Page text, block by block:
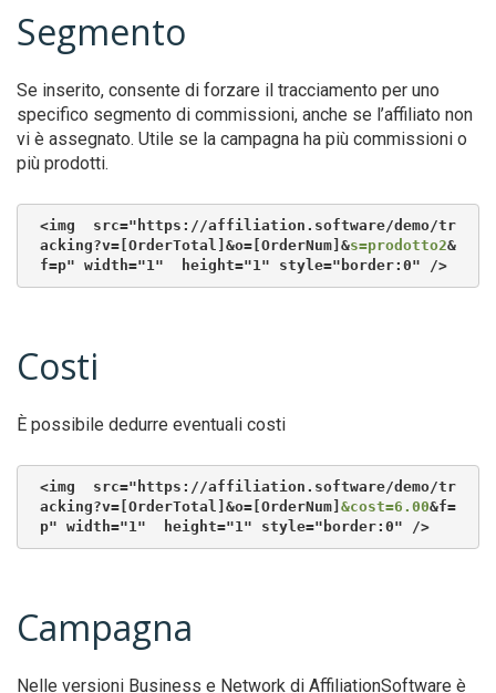
Segmento
Se inserito, consente di forzare il tracciamento per uno
specifico segmento di commissioni, anche se l’affiliato non
vi è assegnato. Utile se la campagna ha più commissioni o
più prodotti.
<img  src="https://affiliation.software/demo/tr
acking?v=[OrderTotal]&o=[OrderNum]&s=prodotto2&
f=p" width="1"  height="1" style="border:0" />
Costi
È possibile dedurre eventuali costi
<img  src="https://affiliation.software/demo/tr
acking?v=[OrderTotal]&o=[OrderNum] &cost=6.00&f=
p" width="1"  height="1" style="border:0" />
Campagna
Nelle versioni Business e Network di AffiliationSoftware è